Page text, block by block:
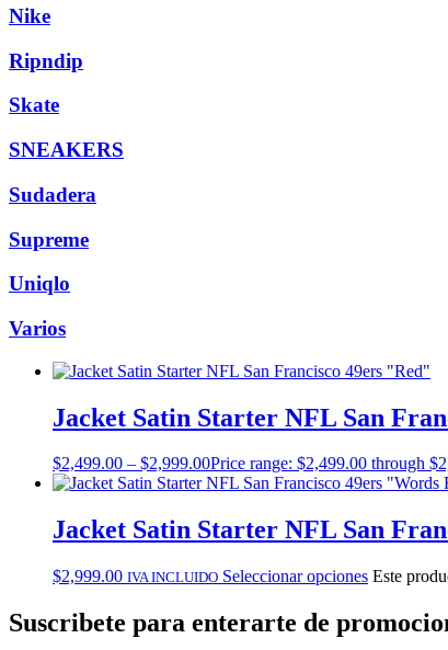
Nike
Ripndip
Skate
SNEAKERS
Sudadera
Supreme
Uniqlo
Varios
Jacket Satin Starter NFL San
$2,499.00 – $2,999.00Price range: $2,499.00 through
Jacket Satin Starter NFL San
$2,999.00 IVA INCLUIDO Seleccionar opciones Este
Suscribete para enterarte de